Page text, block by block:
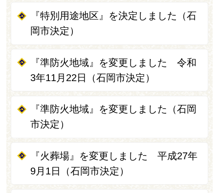
『特別用途地区』を決定しました（石
岡市決定）
『準防火地域』を変更しました 令和
3年11月22日（石岡市決定）
『準防火地域』を変更しました（石岡
市決定）
『火葬場』を変更しました 平成27年
9月1日（石岡市決定）